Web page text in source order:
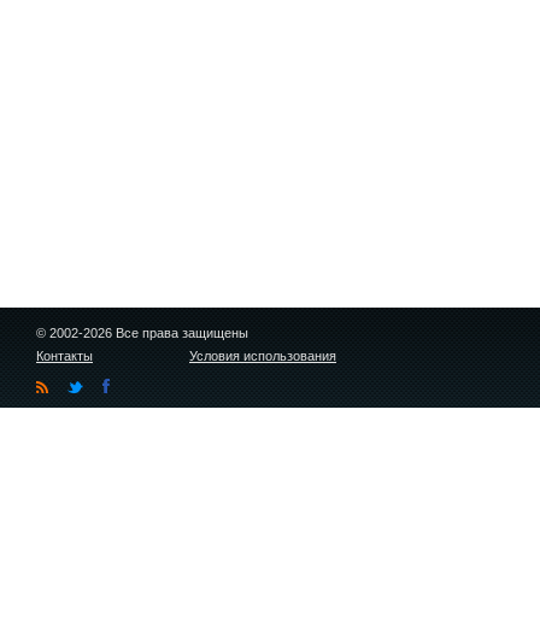
© 2002-2026 Все права защищены
Контакты
Условия использования